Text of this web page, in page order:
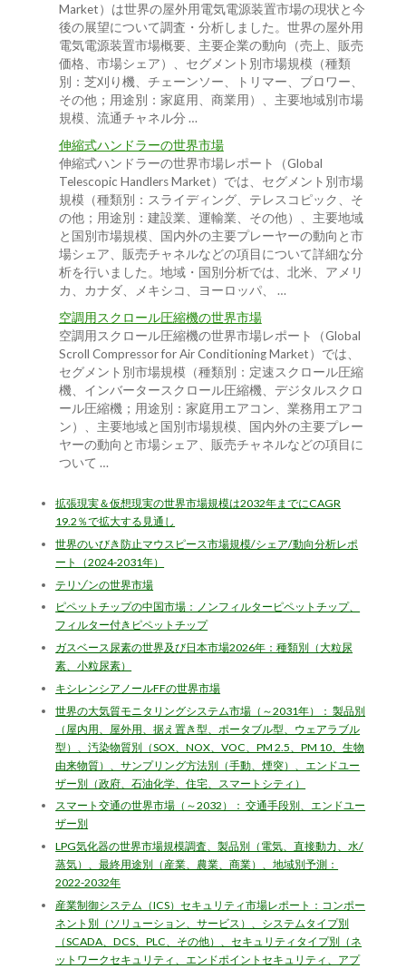
Market）は世界の屋外用電気電源装置市場の現状と今
後の展望について調査・分析しました。世界の屋外用
電気電源装置市場概要、主要企業の動向（売上、販売
価格、市場シェア）、セグメント別市場規模（種類
別：芝刈り機、チェーンソー、トリマー、ブロワー、
その他；用途別：家庭用、商業用）、主要地域別市場
規模、流通チャネル分 …
伸縮式ハンドラーの世界市場
伸縮式ハンドラーの世界市場レポート（Global
Telescopic Handlers Market）では、セグメント別市場
規模（種類別：スライディング、テレスコピック、そ
の他；用途別：建設業、運輸業、その他）、主要地域
と国別市場規模、国内外の主要プレーヤーの動向と市
場シェア、販売チャネルなどの項目について詳細な分
析を行いました。地域・国別分析では、北米、アメリ
カ、カナダ、メキシコ、ヨーロッパ、 …
空調用スクロール圧縮機の世界市場
空調用スクロール圧縮機の世界市場レポート（Global
Scroll Compressor for Air Conditioning Market）では、
セグメント別市場規模（種類別：定速スクロール圧縮
機、インバータースクロール圧縮機、デジタルスクロ
ール圧縮機；用途別：家庭用エアコン、業務用エアコ
ン）、主要地域と国別市場規模、国内外の主要プレー
ヤーの動向と市場シェア、販売チャネルなどの項目に
ついて …
拡張現実＆仮想現実の世界市場規模は2032年までにCAGR
19.2％で拡大する見通し
世界のいびき防止マウスピース市場規模/シェア/動向分析レポ
ート（2024-2031年）
テリゾンの世界市場
ピペットチップの中国市場：ノンフィルターピペットチップ、
フィルター付きピペットチップ
ガスベース尿素の世界及び日本市場2026年：種類別（大粒尿
素、小粒尿素）
キシレンシアノールFFの世界市場
世界の大気質モニタリングシステム市場（～2031年）： 製品別
（屋内用、屋外用、据え置き型、ポータブル型、ウェアラブル
型）、汚染物質別（SOX、NOX、VOC、PM 2.5、PM 10、生物
由来物質）、サンプリング方法別（手動、煙突）、エンドユー
ザー別（政府、石油化学、住宅、スマートシティ）
スマート交通の世界市場（～2032）： 交通手段別、エンドユー
ザー別
LPG気化器の世界市場規模調査、製品別（電気、直接動力、水/
蒸気）、最終用途別（産業、農業、商業）、地域別予測：
2022-2032年
産業制御システム（ICS）セキュリティ市場レポート：コンポー
ネント別（ソリューション、サービス）、システムタイプ別
（SCADA、DCS、PLC、その他）、セキュリティタイプ別（ネ
ットワークセキュリティ、エンドポイントセキュリティ、アプ